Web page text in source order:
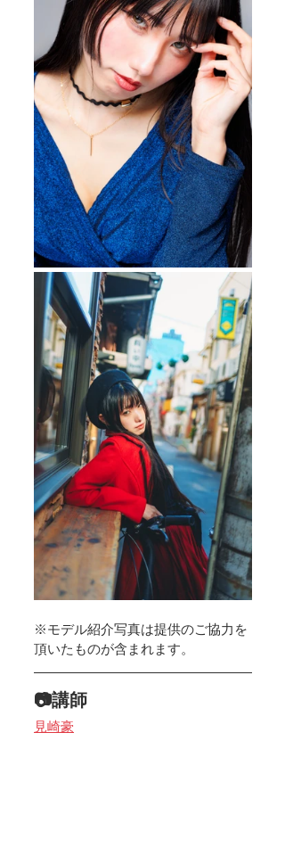
※モデル紹介写真は提供のご協力を
頂いたものが含まれます。
📷講師
見崎豪